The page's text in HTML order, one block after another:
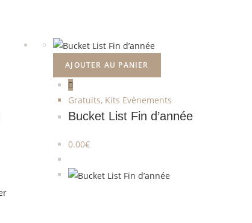
AJOUTER AU PANIER
Gratuits, Kits Evènements
Bucket List Fin d’année
0.00€